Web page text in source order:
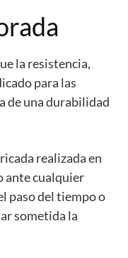
la resistencia,
para las
de una durabilidad
realizada en
ante cualquier
paso del tiempo o
sometida la